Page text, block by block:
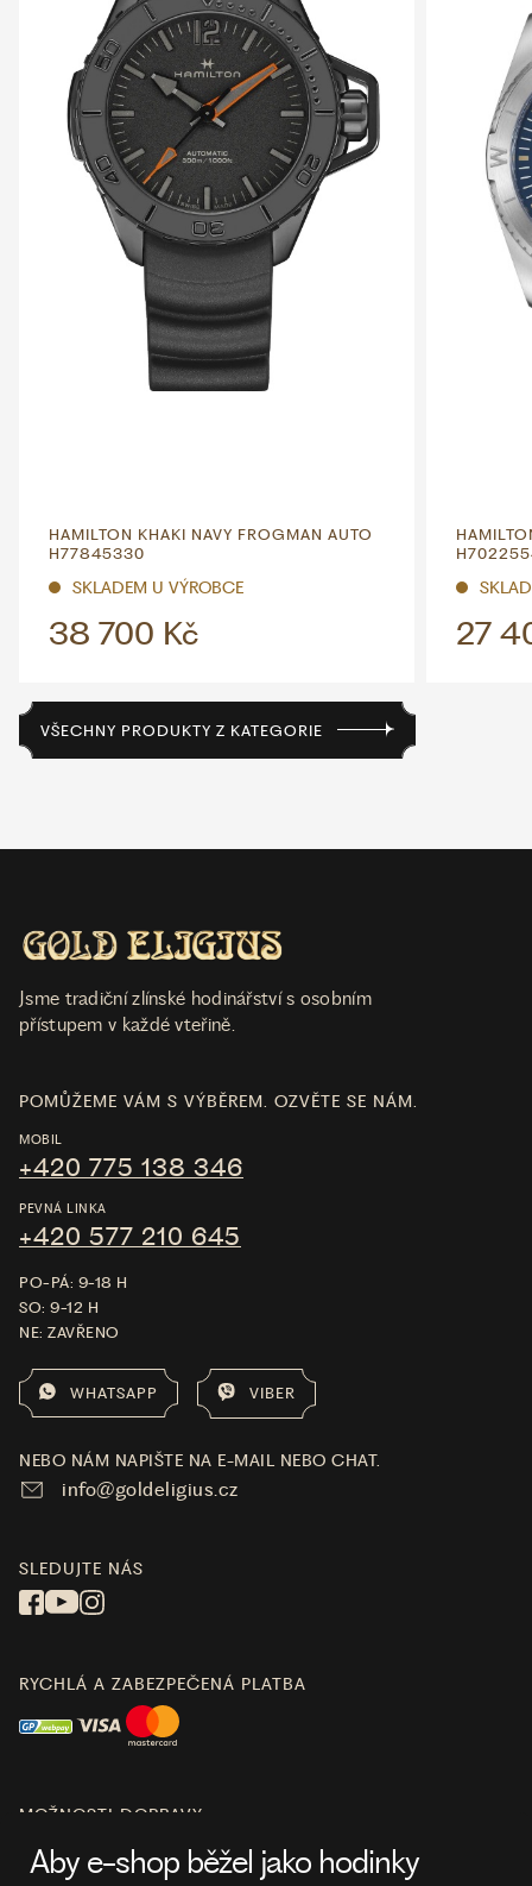
HAMILTON KHAKI NAVY FROGMAN AUTO
H77845330
SKLADEM U VÝROBCE
38 700 Kč 27
VŠECHNY PRODUKTY Z KATEGORIE
Jsme tradiční zlínské hodinářství s osobním
přístupem v každé vteřině.
POMŮŽEME VÁM S VÝBĚREM. OZVĚTE SE NÁM.
MOBIL
+420 775 138 346
PEVNÁ LINKA
+420 577 210 645
PO-PÁ: 9-18 H
SO: 9-12 H
NE: ZAVŘENO
WHATSAPP VIBER
NEBO NÁM NAPIŠTE NA E-MAIL NEBO CHAT.
info@goldeligius.cz
SLEDUJTE NÁS
RYCHLÁ A ZABEZPEČENÁ PLATBA
MOŽNOSTI DOPRAVY
Aby e-shop běžel jako hodinky